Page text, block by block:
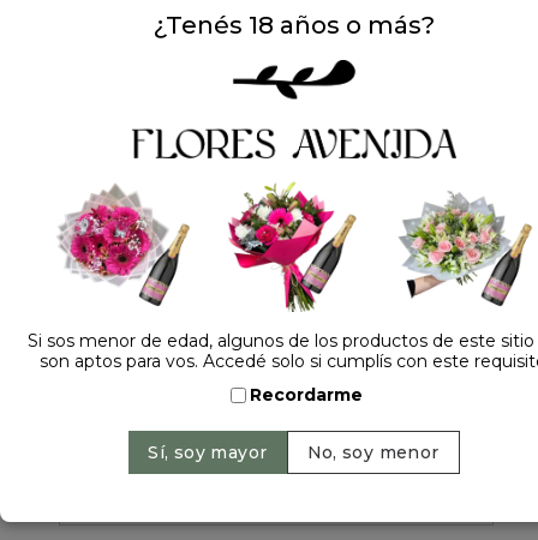
Dejá tu opinión
NOMBRE
¿Tenés 18 años o más?
Si sos menor de edad, algunos de los productos de este
son aptos para vos. Accedé solo si cumplís con este
Recordarme